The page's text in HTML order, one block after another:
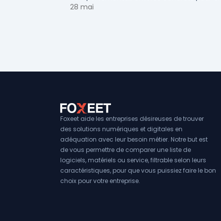
votre solution de lead generation B2B en
28 mai
Foxeet aide les entreprises désireuses de trouver
des solutions numériques et digitales en
adéquation avec leur besoin métier. Notre but est
de vous permettre de comparer une liste de
logiciels, matériels ou service, filtrable selon leurs
caractéristiques, pour que vous puissiez faire le bon
choix pour votre entreprise.